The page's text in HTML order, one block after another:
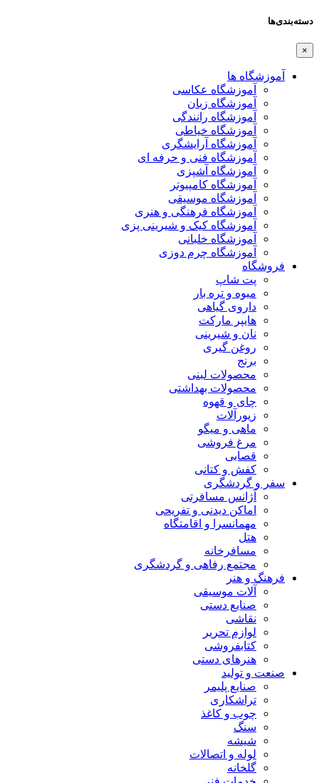
دسته‌بندی‌ها
×
آموزشگاه ها
آموزشگاه عکاسی
آموزشگاه زبان
آموزشگاه رانندگی
آموزشگاه خیاطی
آموزشگاه آرایشگری
آموزشگاه فنی و حرفه ای
آموزشگاه آشپزی
آموزشگاه کامپیوتر
آموزشگاه موسیقی
آموزشگاه فرهنگی و هنری
آموزشگاه کیک و شیرینی پزی
آموزشگاه خلبانی
آموزشگاه چرم دوزی
فروشگاه
پت شاپ
میوه و تره بار
داروی گیاهی
هایپر مارکت
نان و شیرینی
روغن گیری
برنج
محصولات لبنی
محصولات بهداشتی
چای و قهوه
زیورآلات
ماهی و میگو
مرغ فروشی
قصابی
کفش و کتانی
سفر و گردشگری
آژانس مسافرتی
اماکن دیدنی و تفریحی
مهمانسرا و اقامتگاه
هتل
مسافرخانه
مجتمع رفاهی و گردشگری
فرهنگ و هنر
آلات موسیقی
صنایع دستی
نقاشی
لوازم تحریر
کتابفروشی
هنرهای دستی
صنعت و تولید
صنایع پلیمر
تراشکاری
چوب و کاغذ
سنگ
شیشه
لوله و اتصالات
گلخانه